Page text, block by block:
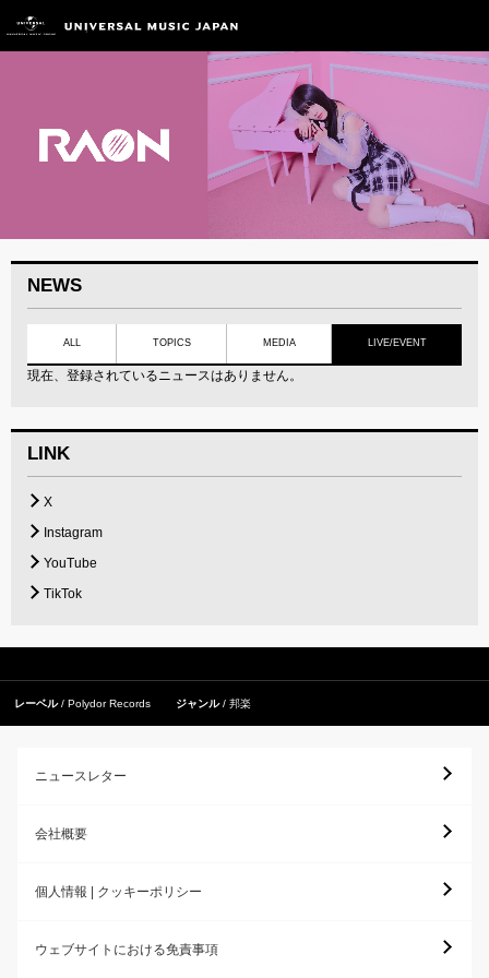
NEWS
ALL TOPICS MEDIA LIVE/EVENT
現在、登録されているニュースはありません。
LINK
X
Instagram
YouTube
TikTok
レーベル Polydor Records ジャンル 邦楽
ニュースレター
会社概要
個人情報 | クッキーポリシー
ウェブサイトにおける免責事項